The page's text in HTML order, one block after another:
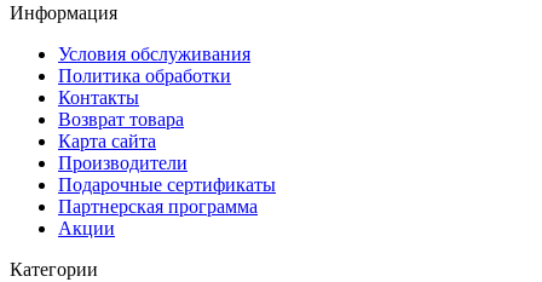
Информация
Условия обслуживания
Политика обработки
Контакты
Возврат товара
Карта сайта
Производители
Подарочные сертификаты
Партнерская программа
Акции
Категории